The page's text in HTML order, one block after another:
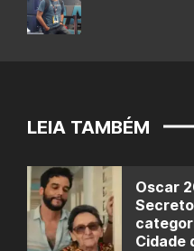
LEIA TAMBÉM
Oscar
Cidade